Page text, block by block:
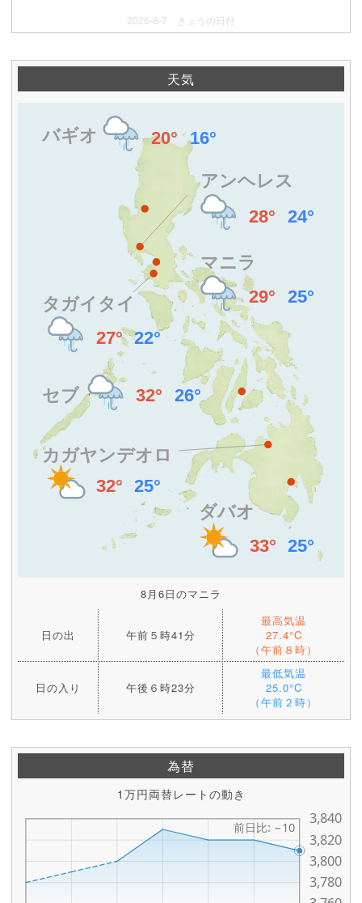
2026-8-7 きょうの日付
天気
8月6日のマニラ
日の出 午前５時41分
最高気温
27.4°C
（午前８時）
日の入り 午後６時23分
最低気温
25.0°C
（午前２時）
為替
1万円両替レートの動き